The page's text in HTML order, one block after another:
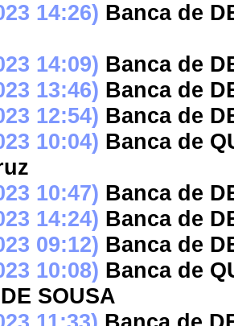
14:26) Banca de
14:09) Banca de
13:46) Banca de
12:54) Banca de
10:04) Banca de
10:47) Banca de
14:24) Banca de
09:12) Banca de
10:08) Banca de
SOUSA